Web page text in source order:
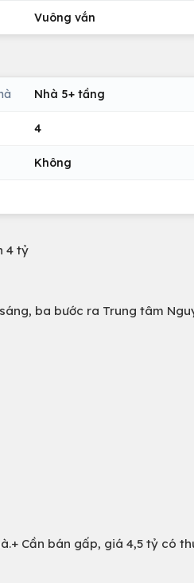
Vuông vắn
Nhà 5+ tầng
4
Không
4 tỷ
ba bước ra Trung tâm
Cần bán gấp, giá 4,5 tỷ có